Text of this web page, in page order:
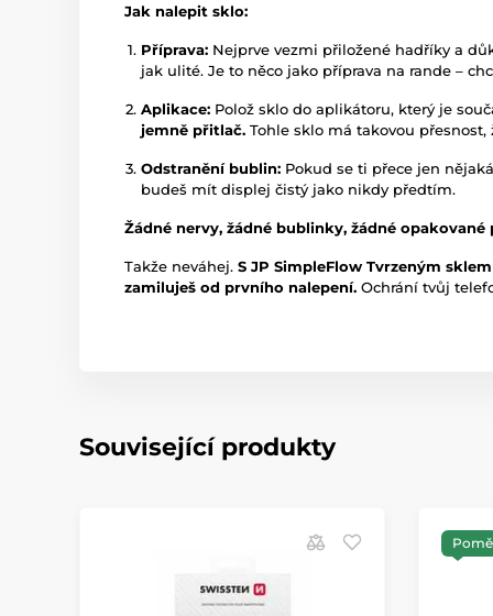
Jak nalepit sklo:
Příprava: Nejprve vezmi přiložené hadříky a
jak ulité. Je to něco jako příprava na rande –
Aplikace: Polož sklo do aplikátoru, který je
jemně přitlač. Tohle sklo má takovou
Odstranění bublin: Pokud se ti přece jen
budeš mít displej čistý jako nikdy předtím.
Žádné nervy, žádné bublinky, žádné opakované
Takže neváhej. S JP SimpleFlow Tvrzeným sklem
zamiluješ od prvního nalepení. Ochrání tvůj
Související produkty